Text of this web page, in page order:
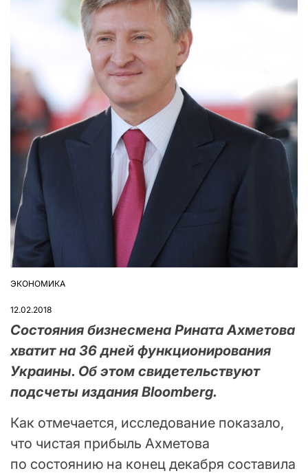
ОПУБЛІКУВАТИ
ЭКОНОМИКА
12.02.2018
Состояния бизнесмена Рината Ахметова
хватит на 36 дней функционирования
Украины. Об этом свидетельствуют
подсчеты издания Bloomberg.
Как отмечается, исследование показало,
что чистая прибыль Ахметова
по состоянию на конец декабря составила